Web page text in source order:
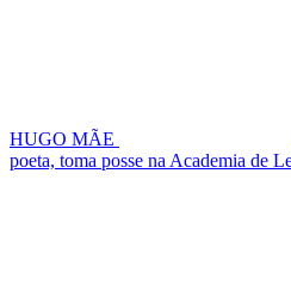
HUGO MÃE
poeta, toma posse na Academia de